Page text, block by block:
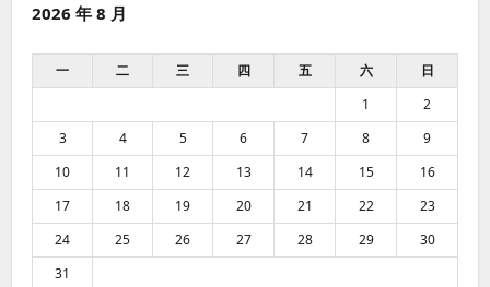
2026 年 8 月
一 二 三 四 五 六
日
1
2
3
4 5 6 7 8
9
10
11 12 13 14 15
16
17
18 19 20 21 22
23
24
25 26 27 28 29
30
31